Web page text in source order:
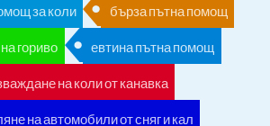
за коли бърза пътна помощ
гориво евтина пътна помощ
на коли от канавка
на автомобили от сняг и кал